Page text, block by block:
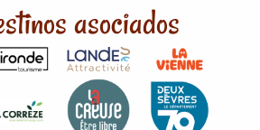
asociados